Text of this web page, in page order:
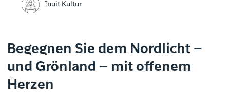
Inuit Kultur
Begegnen Sie dem Nordlicht –
und Grönland – mit offenem
Herzen